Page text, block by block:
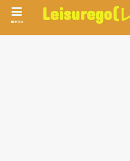
Leisurego(
menu